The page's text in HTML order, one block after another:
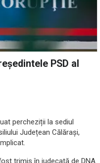
PSD al
percheziții la sediul
Județean Călărași,
trimis în judecată de DNA